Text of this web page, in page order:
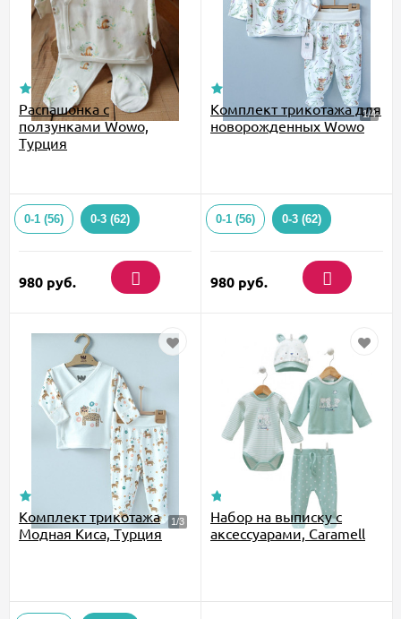
Распашонка с
ползунками Wowo,
Турция
0-1 (56) 0-3 (62)
980 руб.
Комплект трикотажа для
новорожденных Wowo
0-1 (56) 0-3 (62)
980 руб.
Комплект трикотажа
Модная Киса, Турция
Набор на выписку с
аксессуарами, Caramell